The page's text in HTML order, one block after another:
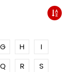
G H
I
Q R
S